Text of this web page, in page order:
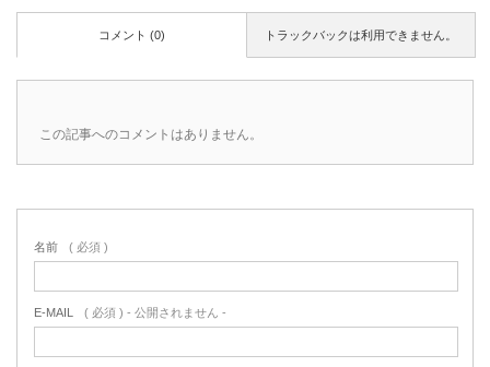
トラックバックは利用できません。
コメント (0)
この記事へのコメントはありません。
名前 ( 必須 )
E-MAIL ( 必須 ) - 公開されません -